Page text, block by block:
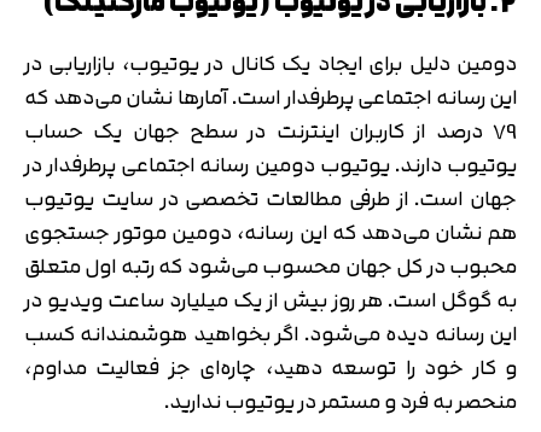
دومین دلیل برای ایجاد یک کانال در یوتیوب، بازاریابی در
این رسانه اجتماعی پرطرفدار است. آمارها نشان می‌دهد که
79 درصد از کاربران اینترنت در سطح جهان یک حساب
یوتیوب دارند. یوتیوب دومین رسانه اجتماعی پرطرفدار در
جهان است. از طرفی مطالعات تخصصی در سایت یوتیوب
هم نشان می‌دهد که این رسانه، دومین موتور جستجوی
محبوب در کل جهان محسوب می‌شود که رتبه اول متعلق
به گوگل است. هر روز بیش از یک میلیارد ساعت ویدیو در
این رسانه دیده می‌شود. اگر بخواهید هوشمندانه کسب
و کار خود را توسعه دهید، چاره‌ای جز فعالیت مداوم،
منحصر به فرد و مستمر در یوتیوب ندارید.